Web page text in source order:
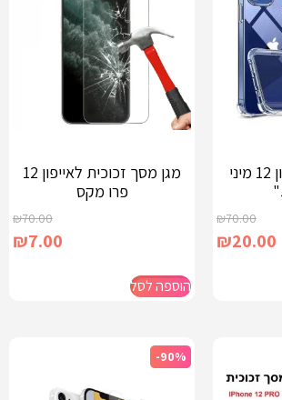
כיסוי קשיח לאייפון 12 מיני
₪70.00
₪20.00
מגן מסך זכוכית לאייפון 12
פרו מקס
₪70.00
₪7.00
הוספה לסל
-90%